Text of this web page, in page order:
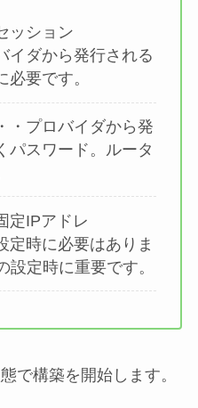
ッション
イダから発行される
要です。
・プロバイダから発
パスワード。ルータ
定IPアドレ
定時に必要はありま
定時に重要です。
で構築を開始します。